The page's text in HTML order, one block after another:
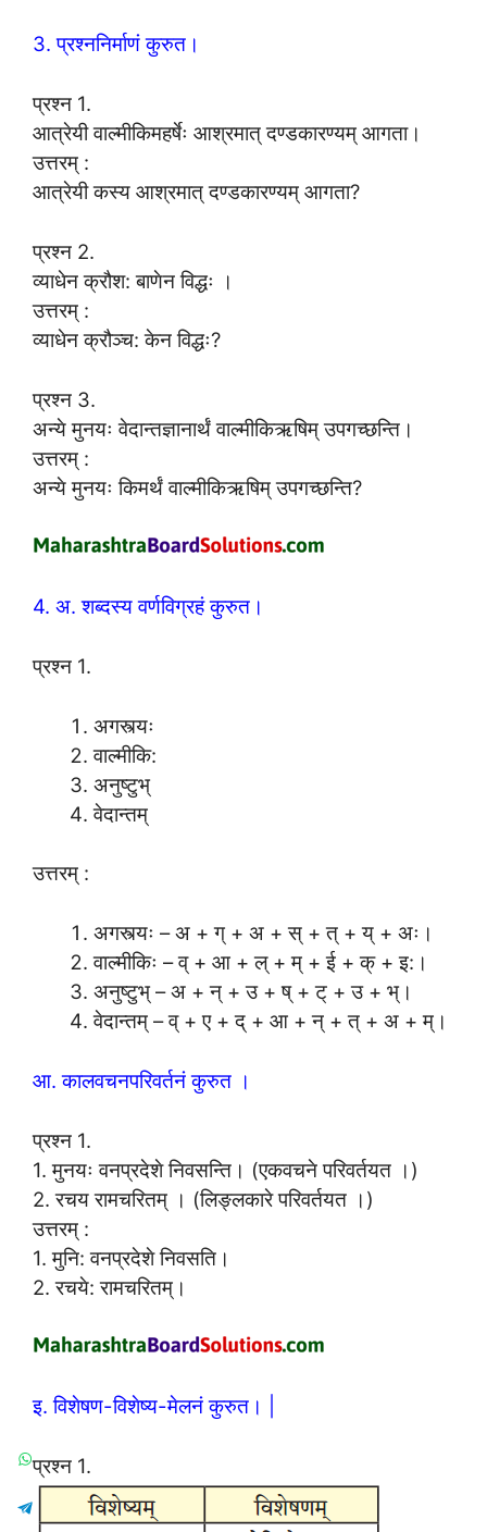
3. प्रश्ननिर्माणं कुरुत।
प्रश्न 1.
आत्रेयी वाल्मीकिमहर्षेः आश्रमात् दण्डकारण्यम् आगता।
उत्तरम् :
आत्रेयी कस्य आश्रमात् दण्डकारण्यम् आगता?
प्रश्न 2.
व्याधेन क्रौश: बाणेन विद्धः ।
उत्तरम् :
व्याधेन क्रौञ्च: केन विद्धः?
प्रश्न 3.
अन्ये मुनयः वेदान्तज्ञानार्थं वाल्मीकिऋषिम् उपगच्छन्ति।
उत्तरम् :
अन्ये मुनयः किमर्थं वाल्मीकिऋषिम् उपगच्छन्ति?
4. अ. शब्दस्य वर्णविग्रहं कुरुत।
प्रश्न 1.
अगस्त्यः
वाल्मीकि:
अनुष्टुभ्
वेदान्तम्
उत्तरम् :
अगस्त्यः – अ + ग् + अ + स् + त् + य् + अः।
वाल्मीकिः – व् + आ + ल् + म् + ई + क् + इ:।
अनुष्टुभ् – अ + न् + उ + ष् + ट् + उ + भ्।
वेदान्तम् – व् + ए + द् + आ + न् + त् + अ + म्।
आ. कालवचनपरिवर्तनं कुरुत ।
प्रश्न 1.
1. मुनयः वनप्रदेशे निवसन्ति। (एकवचने परिवर्तयत ।)
2. रचय रामचरितम् । (लिङ्लकारे परिवर्तयत ।)
उत्तरम् :
1. मुनि: वनप्रदेशे निवसति।
2. रचये: रामचरितम्।
इ. विशेषण-विशेष्य-मेलनं कुरुत। |
प्रश्न 1.